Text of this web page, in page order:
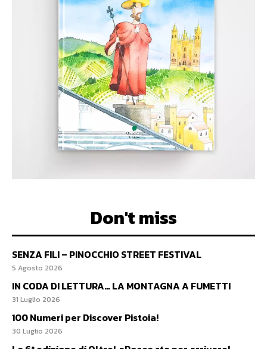
Don't miss
SENZA FILI – PINOCCHIO STREET FESTIVAL
5 Agosto 2026
IN CODA DI LETTURA… LA MONTAGNA A FUMETTI
31 Luglio 2026
100 Numeri per Discover Pistoia!
30 Luglio 2026